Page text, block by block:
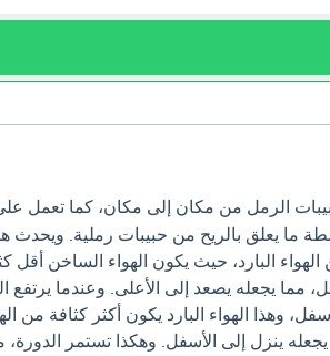
الرمل من مكان إلى مكان، كما تعمل
ما يعلق بالريح من حبيبات رملية. ويحدث
البارد، حيث يكون الهواء الساخن أقل
مما يجعله يصعد إلى الأعلى. وعندما يرتفع
وهذا الهواء البارد يكون أكثر كثافة من
ينزل إلى الأسفل. وهكذا تستمر الدورة،